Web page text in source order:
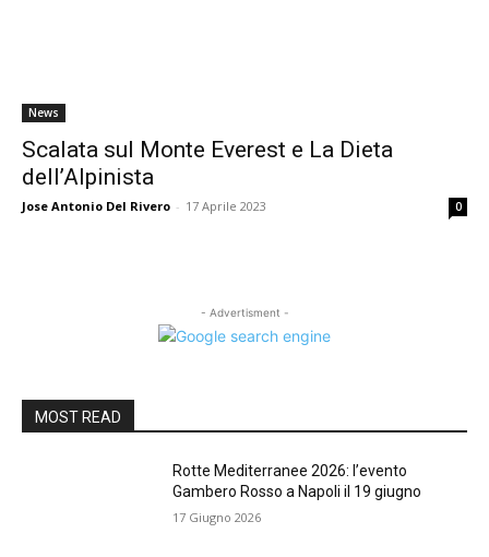
News
Scalata sul Monte Everest e La Dieta
dell’Alpinista
Jose Antonio Del Rivero - 17 Aprile 2023 0
- Advertisment -
MOST READ
Rotte Mediterranee 2026: l’evento
Gambero Rosso a Napoli il 19 giugno
17 Giugno 2026